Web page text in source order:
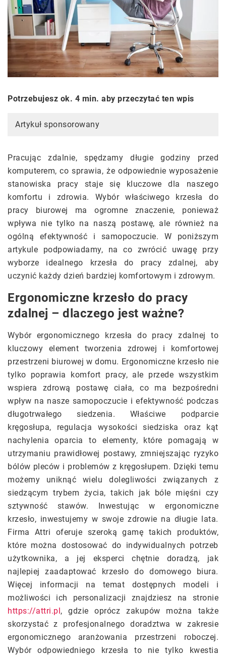
Potrzebujesz ok. 4 min. aby przeczytać ten wpis
Artykuł sponsorowany
Pracując zdalnie, spędzamy długie godziny przed
komputerem, co sprawia, że odpowiednie wyposażenie
stanowiska pracy staje się kluczowe dla naszego
komfortu i zdrowia. Wybór właściwego krzesła do
pracy biurowej ma ogromne znaczenie, ponieważ
wpływa nie tylko na naszą postawę, ale również na
ogólną efektywność i samopoczucie. W poniższym
artykule podpowiadamy, na co zwrócić uwagę przy
wyborze idealnego krzesła do pracy zdalnej, aby
uczynić każdy dzień bardziej komfortowym i zdrowym.
Ergonomiczne krzesło do pracy
zdalnej – dlaczego jest ważne?
Wybór ergonomicznego krzesła do pracy zdalnej to
kluczowy element tworzenia zdrowej i komfortowej
przestrzeni biurowej w domu. Ergonomiczne krzesło nie
tylko poprawia komfort pracy, ale przede wszystkim
wspiera zdrową postawę ciała, co ma bezpośredni
wpływ na nasze samopoczucie i efektywność podczas
długotrwałego siedzenia. Właściwe podparcie
kręgosłupa, regulacja wysokości siedziska oraz kąt
nachylenia oparcia to elementy, które pomagają w
utrzymaniu prawidłowej postawy, zmniejszając ryzyko
bólów pleców i problemów z kręgosłupem. Dzięki temu
możemy uniknąć wielu dolegliwości związanych z
siedzącym trybem życia, takich jak bóle mięśni czy
sztywność stawów. Inwestując w ergonomiczne
krzesło, inwestujemy w swoje zdrowie na długie lata.
Firma Attri oferuje szeroką gamę takich produktów,
które można dostosować do indywidualnych potrzeb
użytkownika, a jej eksperci chętnie doradzą, jak
najlepiej zaadaptować krzesło do domowego biura.
Więcej informacji na temat dostępnych modeli i
możliwości ich personalizacji znajdziesz na stronie
https://attri.pl, gdzie oprócz zakupów można także
skorzystać z profesjonalnego doradztwa w zakresie
ergonomicznego aranżowania przestrzeni roboczej.
Wybór odpowiedniego krzesła to nie tylko kwestia